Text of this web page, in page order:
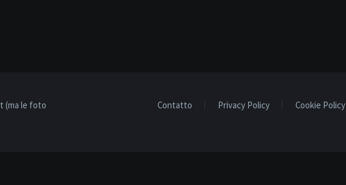
Contatto Privacy Policy Cookie Policy
(ma le foto